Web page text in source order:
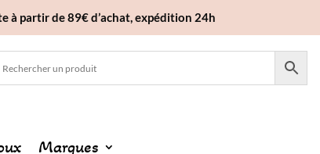
à partir de 89€ d’achat, expédition 24h
Marques